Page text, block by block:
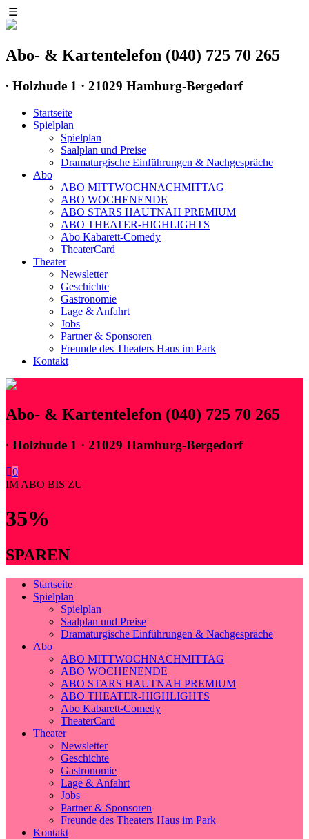
☰
Abo- & Kartentelefon (040) 725 70 265
∙ Holzhude 1 · 21029 Hamburg-Bergedorf
Startseite
Spielplan
Spielplan
Saalplan und Preise
Dramaturgische Einführungen & Nachgespräche
Abo
ABO MITTWOCHNACHMITTAG
ABO WOCHENENDE
ABO STARS HAUTNAH PREMIUM
ABO THEATER-HIGHLIGHTS
Abo Kabarett-Comedy
TheaterCard
Theater
Newsletter
Geschichte
Gastronomie
Lage & Anfahrt
Jobs
Partner & Sponsoren
Freunde des Theaters Haus im Park
Kontakt
Abo- & Kartentelefon (040) 725 70 265
∙ Holzhude 1 · 21029 Hamburg-Bergedorf
0
IM ABO BIS ZU
35%
SPAREN
Startseite
Spielplan
Spielplan
Saalplan und Preise
Dramaturgische Einführungen & Nachgespräche
Abo
ABO MITTWOCHNACHMITTAG
ABO WOCHENENDE
ABO STARS HAUTNAH PREMIUM
ABO THEATER-HIGHLIGHTS
Abo Kabarett-Comedy
TheaterCard
Theater
Newsletter
Geschichte
Gastronomie
Lage & Anfahrt
Jobs
Partner & Sponsoren
Freunde des Theaters Haus im Park
Kontakt